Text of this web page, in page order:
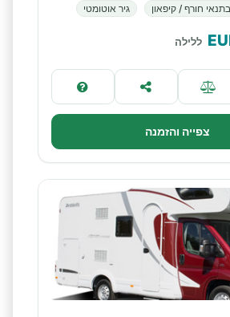
חורף / קיפאון
גיר אוטומטי
ללילה
צפייה והזמנה